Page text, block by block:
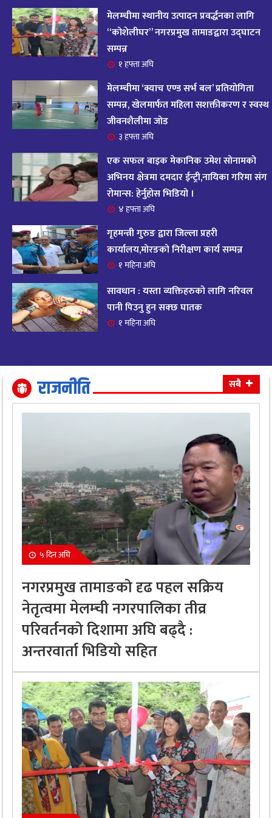
१४ आज २०८२ साल भदौ १६ गते सोमबारको राशिफल
११ महिना अघि
१५
आजको राशिफल : २०८२ भदौ १२ गते बिहीवार, २८
अगस्ट २०२५
११ महिना अघि
१६ आजको राशिफल – २०८२ साल भाद्र १० गते, मंगलबार
१७ आजको राशिफल – २०८२ साल भाद्र १० गते, मंगलबार
११ महिना अघि
१८
आजको राशिफल : आइतवार, ८ भदौ २०८२ (२४ अगस्ट
२०२५)
११ महिना अघि
१९ आजको राशिफल २०८२ भदाै ४ गते, बुधवार
११ महिना अघि
धैर्यले सफलता मिल्नेछ
११ महिना अघि
मेलम्चीमा स्थानीय उत्पादन प्रवर्द्धनका लागि
“कोशेलीघर” नगरप्रमुख तामाङद्वारा उद्घाटन
सम्पन्न
१ हफ्ता अघि
मेलम्चीमा ‘क्याच एण्ड सर्भ बल’ प्रतियोगिता
सम्पन्न, खेलमार्फत महिला सशक्तीकरण र स्वस्थ
जीवनशैलीमा जोड
३ हफ्ता अघि
एक सफल बाइक मेकानिक उमेश सोनामको
अभिनय क्षेत्रमा दमदार ईन्ट्री,नायिका गरिमा संग
रोमान्स: हेर्नुहोस भिडियो ।
४ हफ्ता अघि
गृहमन्त्री गुरुङ द्वारा जिल्ला प्रहरी
कार्यालय,मोरङको निरीक्षण कार्य सम्पन्न
१ महिना अघि
सावधान : यस्ता व्यक्तिहरुको लागि नरिवल
पानी पिउनु हुन सक्छ घातक
१ महिना अघि
राजनीति सबै
५ दिन अघि
नगरप्रमुख तामाङको दृढ पहल सक्रिय
नेतृत्वमा मेलम्ची नगरपालिका तीव्र
परिवर्तनको दिशामा अघि बढ्दै :
अन्तरवार्ता भिडियो सहित